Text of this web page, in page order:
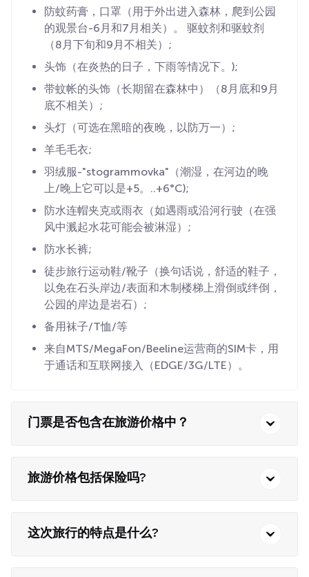
防蚊药膏，口罩（用于外出进入森林，爬到公园
的观景台-6月和7月相关）。 驱蚊剂和驱蚊剂
（8月下旬和9月不相关）;
头饰（在炎热的日子，下雨等情况下。);
带蚊帐的头饰（长期留在森林中）（8月底和9月
底不相关）;
头灯（可选在黑暗的夜晚，以防万一）;
羊毛毛衣;
羽绒服-"stogrammovka"（潮湿，在河边的晚
上/晚上它可以是+5。..+6°C);
防水连帽夹克或雨衣（如遇雨或沿河行驶（在强
风中溅起水花可能会被淋湿）;
防水长裤;
徒步旅行运动鞋/靴子（换句话说，舒适的鞋子，
以免在石头岸边/表面和木制楼梯上滑倒或绊倒，
公园的岸边是岩石）;
备用袜子/T恤/等
来自MTS/MegaFon/Beeline运营商的SIM卡，用
于通话和互联网接入（EDGE/3G/LTE）。
门票是否包含在旅游价格中？
旅游价格包括保险吗?
这次旅行的特点是什么?